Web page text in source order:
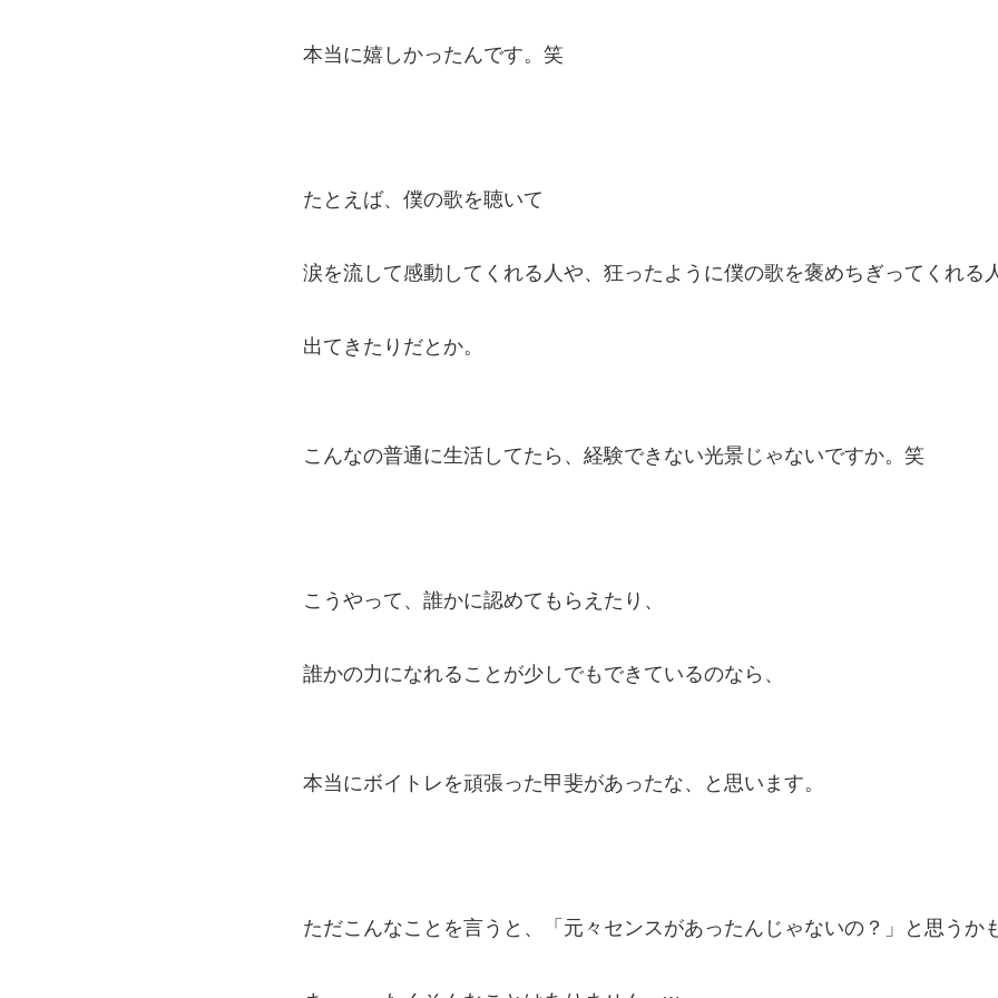
本当に嬉しかったんです。笑
たとえば、僕の歌を聴いて
涙を流して感動してくれる人や、狂ったように僕の歌を褒めちぎってくれる
出てきたりだとか。
こんなの普通に生活してたら、経験できない光景じゃないですか。笑
こうやって、誰かに認めてもらえたり、
誰かの力になれることが少しでもできているのなら、
本当にボイトレを頑張った甲斐があったな、と思います。
ただこんなことを言うと、「元々センスがあったんじゃないの？」と思うか